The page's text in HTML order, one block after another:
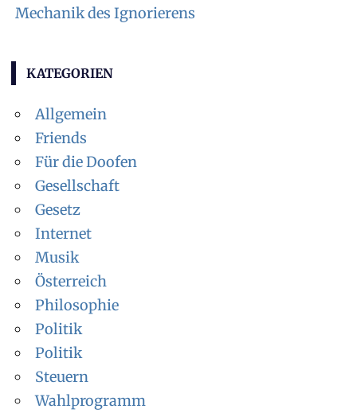
Mechanik des Ignorierens
KATEGORIEN
Allgemein
Friends
Für die Doofen
Gesellschaft
Gesetz
Internet
Musik
Österreich
Philosophie
Politik
Politik
Steuern
Wahlprogramm